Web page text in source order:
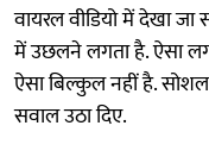
वायरल वीडियो में देखा
में उछलने लगता है. ऐसा
ऐसा बिल्कुल नहीं है.
सवाल उठा दिए.